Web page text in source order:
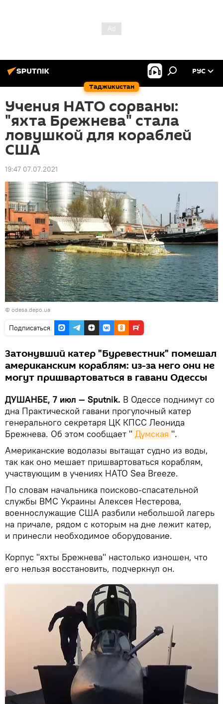
Таджикистан
РУС
Учения НАТО сорваны:
"яхта Брежнева" стала
ловушкой для кораблей
США
19:47 07.07.2021
© odesa.depo.ua
Подписаться
Затонувший катер "Буревестник" помешал
американским кораблям: из-за него они не
могут пришвартоваться в гавани Одессы
ДУШАНБЕ, 7 июл — Sputnik. В Одессе поднимут со
дна Практической гавани прогулочный катер
генерального секретаря ЦК КПСС Леонида
Брежнева. Об этом сообщает " Думская ".
Американские водолазы вытащат судно из воды,
так как оно мешает пришвартоваться кораблям,
участвующим в учениях НАТО Sea Breeze.
По словам начальника поисково-спасательной
службы ВМС Украины Алексея Нестерова,
военнослужащие США разбили небольшой лагерь
на причале, рядом с которым на дне лежит катер,
и принесли необходимое оборудование.
Корпус "яхты Брежнева" настолько изношен, что
его нельзя восстановить, подчеркнул он.